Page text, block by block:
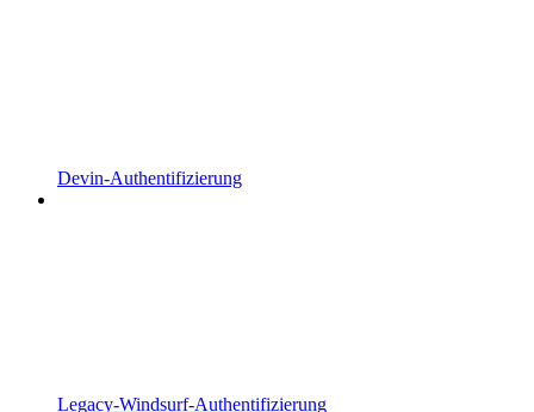
Devin-Authentifizierung
Legacy-Windsurf-Authentifizierung